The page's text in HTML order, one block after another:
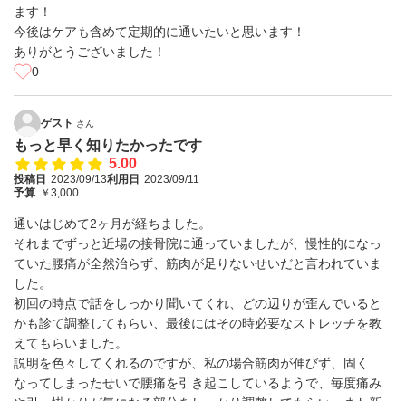
ます！
今後はケアも含めて定期的に通いたいと思います！
ありがとうございました！
0
ゲスト さん
もっと早く知りたかったです
5.00
投稿日 2023/09/13利用日 2023/09/11
予算 ￥3,000
通いはじめて2ヶ月が経ちました。
それまでずっと近場の接骨院に通っていましたが、慢性的になっ
ていた腰痛が全然治らず、筋肉が足りないせいだと言われていま
した。
初回の時点で話をしっかり聞いてくれ、どの辺りが歪んでいると
かも診て調整してもらい、最後にはその時必要なストレッチを教
えてもらいました。
説明を色々してくれるのですが、私の場合筋肉が伸びず、固く
なってしまったせいで腰痛を引き起こしているようで、毎度痛み